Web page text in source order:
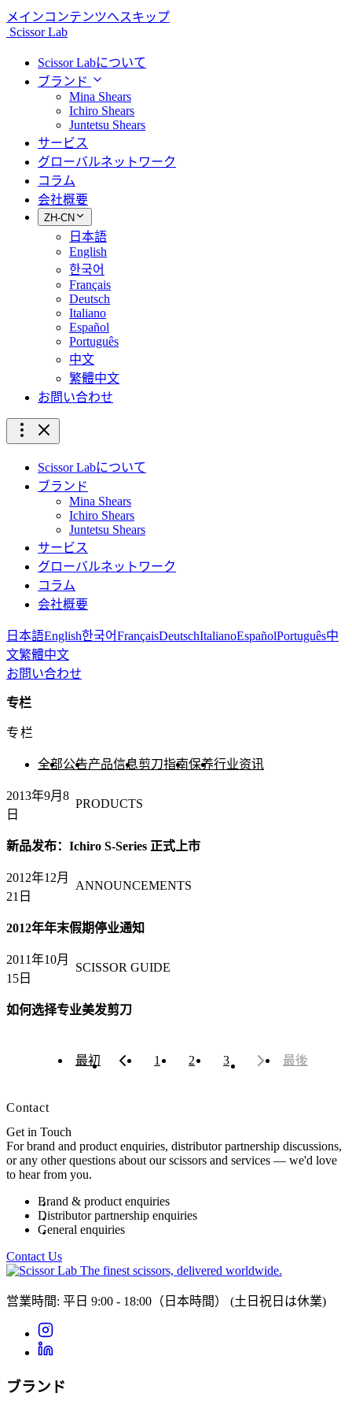
メインコンテンツへスキップ
Scissor Lab
Scissor Labについて
ブランド
Mina Shears
Ichiro Shears
Juntetsu Shears
サービス
グローバルネットワーク
コラム
会社概要
ZH-CN
日本語
English
한국어
Français
Deutsch
Italiano
Español
Português
中文
繁體中文
お問い合わせ
Scissor Labについて
ブランド
Mina Shears
Ichiro Shears
Juntetsu Shears
サービス
グローバルネットワーク
コラム
会社概要
日本語English한국어FrançaisDeutschItalianoEspañolPortuguês中
文繁體中文
お問い合わせ
专栏
专栏
全部公告产品信息剪刀指南保养行业资讯
2013年9月8
日
PRODUCTS
新品发布：Ichiro S-Series 正式上市
2012年12月
21日
ANNOUNCEMENTS
2012年年末假期停业通知
2011年10月
15日
SCISSOR GUIDE
如何选择专业美发剪刀
最初 1 2 3 最後
Contact
Get in Touch
For brand and product enquiries, distributor partnership discussions,
or any other questions about our scissors and services — we'd love
to hear from you.
Brand & product enquiries
Distributor partnership enquiries
General enquiries
Contact Us
The finest scissors, delivered worldwide.
営業時間: 平日 9:00 - 18:00（日本時間） (土日祝日は休業)
ブランド